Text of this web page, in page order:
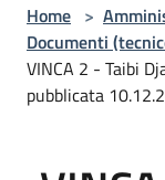
Home >
Documenti
VINCA 2 - Taibi
pubblicata